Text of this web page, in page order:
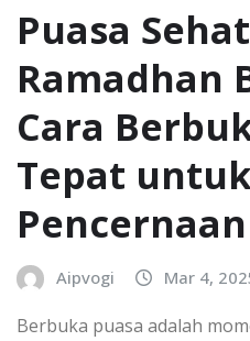
Puasa
Ramadhan
Cara
Tepat
Pencernaan
Aipvogi Mar 4,
Berbuka puasa adalah